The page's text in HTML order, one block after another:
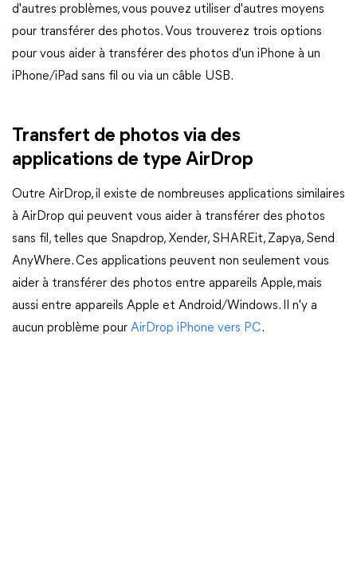
d'autres problèmes, vous pouvez utiliser d'autres moyens
pour transférer des photos. Vous trouverez trois options
pour vous aider à transférer des photos d'un iPhone à un
iPhone/iPad sans fil ou via un câble USB.
Transfert de photos via des
applications de type AirDrop
Outre AirDrop, il existe de nombreuses applications similaires
à AirDrop qui peuvent vous aider à transférer des photos
sans fil, telles que Snapdrop, Xender, SHAREit, Zapya, Send
AnyWhere. Ces applications peuvent non seulement vous
aider à transférer des photos entre appareils Apple, mais
aussi entre appareils Apple et Android/Windows. Il n'y a
aucun problème pour AirDrop iPhone vers PC.